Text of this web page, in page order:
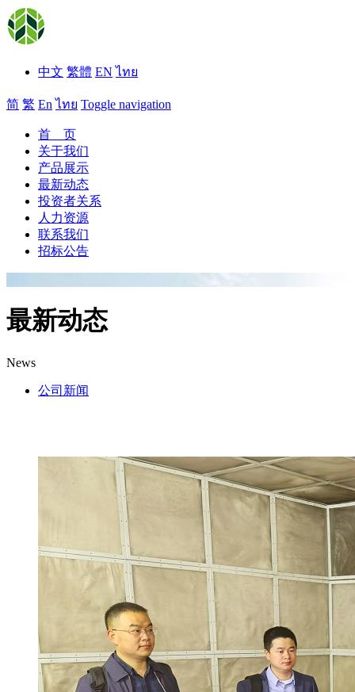
中文 繁體 EN ไทย
简 繁 En ไทย Toggle navigation
首 页
关于我们
产品展示
最新动态
投资者关系
人力资源
联系我们
招标公告
最新动态
News
公司新闻